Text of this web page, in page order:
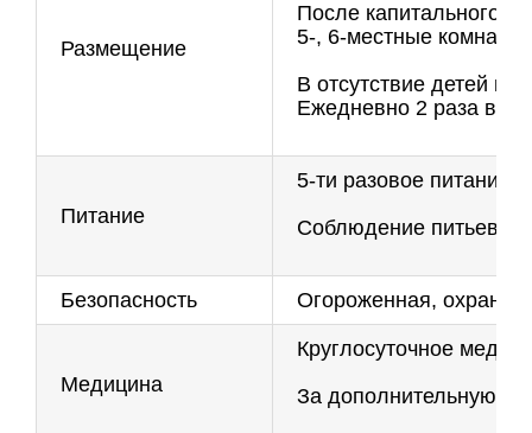
Размещение
После капитального
5-, 6-местные комнаты
В отсутствие детей
Ежедневно 2 раза в
Питание
5-ти разовое
Соблюдение
Безопасность Огороженная,
Медицина
Круглосуточное
За дополнительную